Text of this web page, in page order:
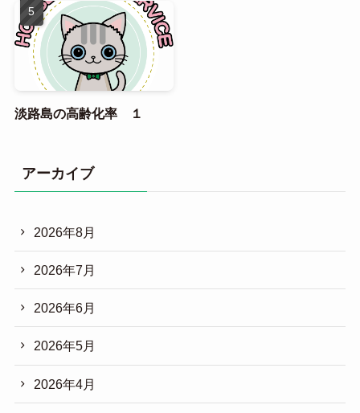
淡路島の高齢化率 １
アーカイブ
2026年8月
2026年7月
2026年6月
2026年5月
2026年4月